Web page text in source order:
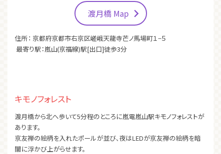
渡月橋 Map
住所： 京都府京都市右京区嵯峨天龍寺芒ノ馬場町１−５
最寄り駅：嵐山(京福線)駅[出口]徒歩3分
キモノフォレスト
渡月橋から北へ歩いて5分程のところに嵐電嵐山駅キモノフォレストが
あります。
京友禅の絵柄を入れたポールが並び、夜はLEDが京友禅の絵柄を暗
闇に浮かび上がらせます。